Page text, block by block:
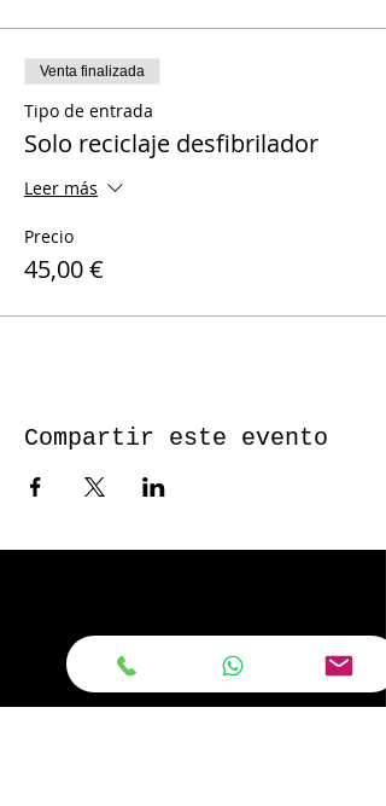
Venta finalizada
Tipo de entrada
Solo reciclaje desfibrilador
Leer más
Precio
45,00 €
Compartir este evento